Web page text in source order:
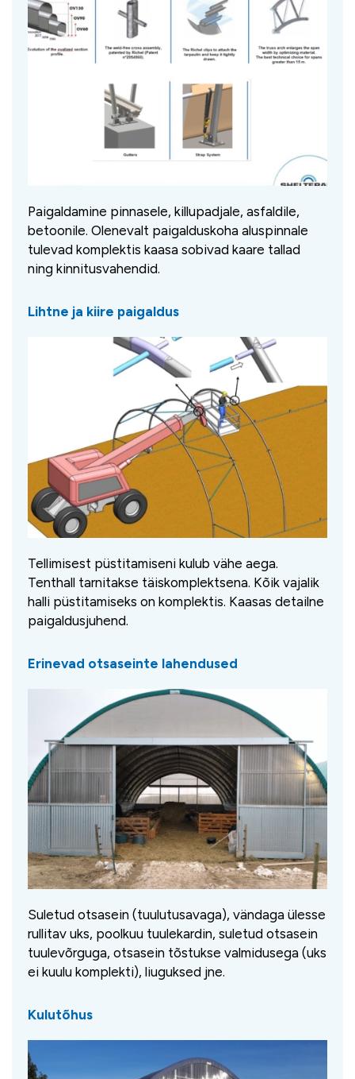
Paigaldamine pinnasele, killupadjale, asfaldile,
betoonile. Olenevalt paigalduskoha aluspinnale
tulevad komplektis kaasa sobivad kaare tallad
ning kinnitusvahendid.
Lihtne ja kiire paigaldus
Tellimisest püstitamiseni kulub vähe aega.
Tenthall tarnitakse täiskomplektsena. Kõik vajalik
halli püstitamiseks on komplektis. Kaasas detailne
paigaldusjuhend.
Erinevad otsaseinte lahendused
Suletud otsasein (tuulutusavaga), vändaga ülesse
rullitav uks, poolkuu tuulekardin, suletud otsasein
tuulevõrguga, otsasein tõstukse valmidusega (uks
ei kuulu komplekti), liuguksed jne.
Kulutõhus